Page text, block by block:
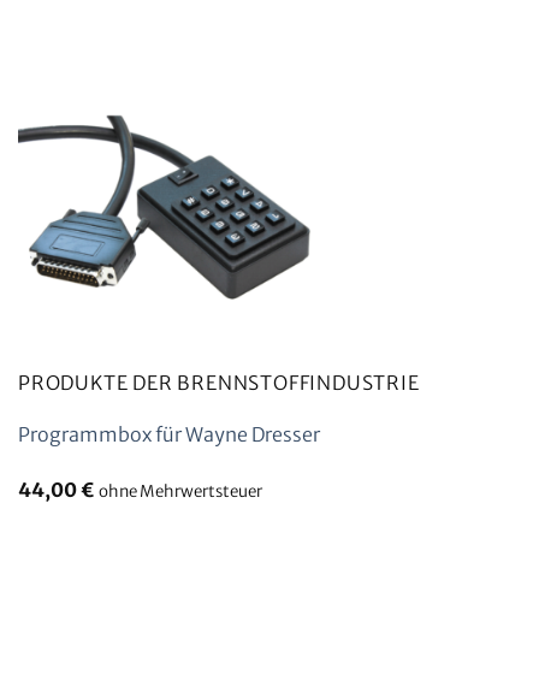
PRODUKTE DER BRENNSTOFFINDUSTRIE
Programmbox für Wayne Dresser
44,00€ ohne Mehrwertsteuer